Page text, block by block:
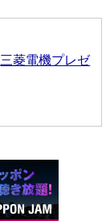
三菱電機プレゼ